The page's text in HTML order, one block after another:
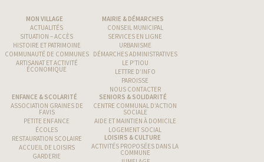
MON VILLAGE
ACTUALITÉS
SITUATION – ACCÈS
HISTOIRE ET PATRIMOINE
COMMUNAUTÉ DE COMMUNES
ARTISANAT ET ACTIVITÉ
ÉCONOMIQUE
MAIRIE & DÉMARCHES
CONSEIL MUNICIPAL
SERVICES EN LIGNE
URBANISME
DÉMARCHES ADMINISTRATIVES
LE P’TIOU
LETTRE D’INFO
PAROISSE
NOUS CONTACTER
ENFANCE & SCOLARITÉ
ASSOCIATION GRAINES DE
FAVIS
PETITE ENFANCE
ÉCOLES
RESTAURATION SCOLAIRE
ACCUEIL DE LOISIRS
GARDERIE
SENIORS & SOLIDARITÉ
CENTRE COMMUNAL D’ACTION
SOCIALE
AIDE ET MAINTIEN À DOMICILE
LOGEMENT SOCIAL
LOISIRS & CULTURE
ACTIVITÉS PROPOSÉES DANS LA
COMMUNE